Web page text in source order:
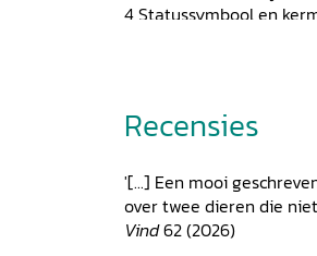
4 Statussymbool en
8 De confiscatie van het
9 De grote verhuizing 57
11 La vie Parisienne 65
12 ‘Ah ça ira, ça ira, ça
13 Karakter, gedrag, en
Recensies
'[...] Een mooi
over twee dieren die
Vind62 (2026)